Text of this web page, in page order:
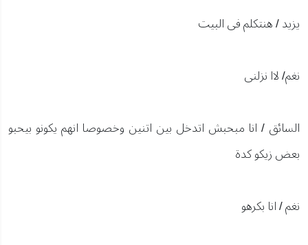
يزيد / هنتكلم فى البيت
نغم/ لاا نزلنى
السائق / انا مبحبش اتدخل بين اتنين وخصوصا انهم يكونو بيحبو
بعض زيكو كدة
نغم / انا بكرهو